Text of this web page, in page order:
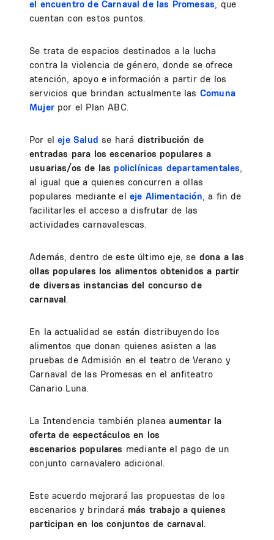
el encuentro de Carnaval de las Promesas, que
cuentan con estos puntos.
Se trata de espacios destinados a la lucha
contra la violencia de género, donde se ofrece
atención, apoyo e información a partir de los
servicios que brindan actualmente las Comuna
Mujerpor el Plan ABC.
Por eleje Salud se hará distribución de
entradas para los escenarios populares a
usuarias/os de las policlínicas departamentales,
al igual que a quienes concurren a ollas
populares mediante el eje Alimentación, a fin de
facilitarles el acceso a disfrutar de las
actividades carnavalescas.
Además, dentro de este último eje, se dona a las
ollas populares los alimentos obtenidos a partir
de diversas instancias del concurso de
carnaval.
En la actualidad se están distribuyendo los
alimentos que donan quienes asisten a las
pruebas de Admisión en el teatro de Verano y
Carnaval de las Promesas en el anfiteatro
Canario Luna.
La Intendencia también planeaaumentar la
oferta de espectáculos en los
escenarios populares mediante el pago de un
conjunto carnavalero adicional.
Este acuerdo mejorará las propuestas de los
escenarios y brindará más trabajo a quienes
participan en los conjuntos de carnaval.